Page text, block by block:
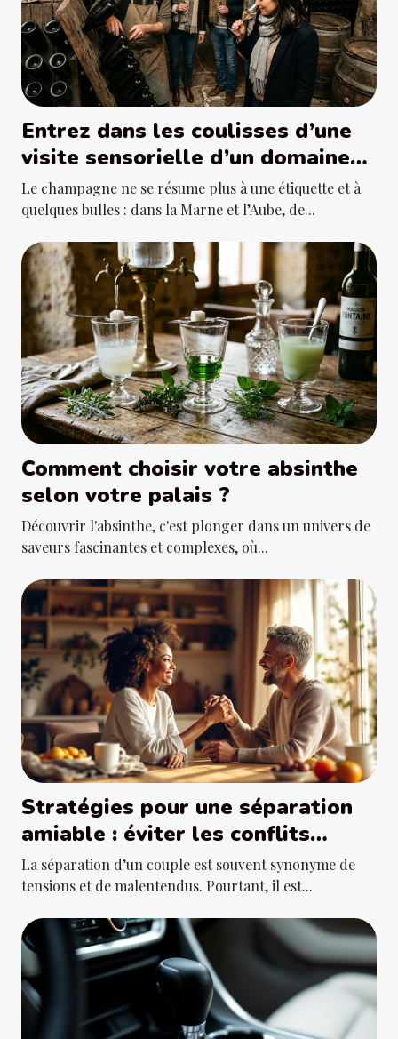
Entrez dans les coulisses d’une
visite sensorielle d’un domaine
de champagne
Le champagne ne se résume plus à une étiquette et à
quelques bulles : dans la Marne et l’Aube, de...
Comment choisir votre absinthe
selon votre palais ?
Découvrir l'absinthe, c'est plonger dans un univers de
saveurs fascinantes et complexes, où...
Stratégies pour une séparation
amiable : éviter les conflits
juridiques
La séparation d’un couple est souvent synonyme de
tensions et de malentendus. Pourtant, il est...